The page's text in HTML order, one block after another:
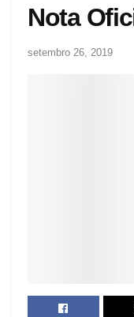
Nota
setembro 26, 2019